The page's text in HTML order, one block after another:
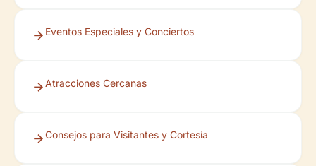
Eventos Especiales y Conciertos
Atracciones Cercanas
Consejos para Visitantes y Cortesía